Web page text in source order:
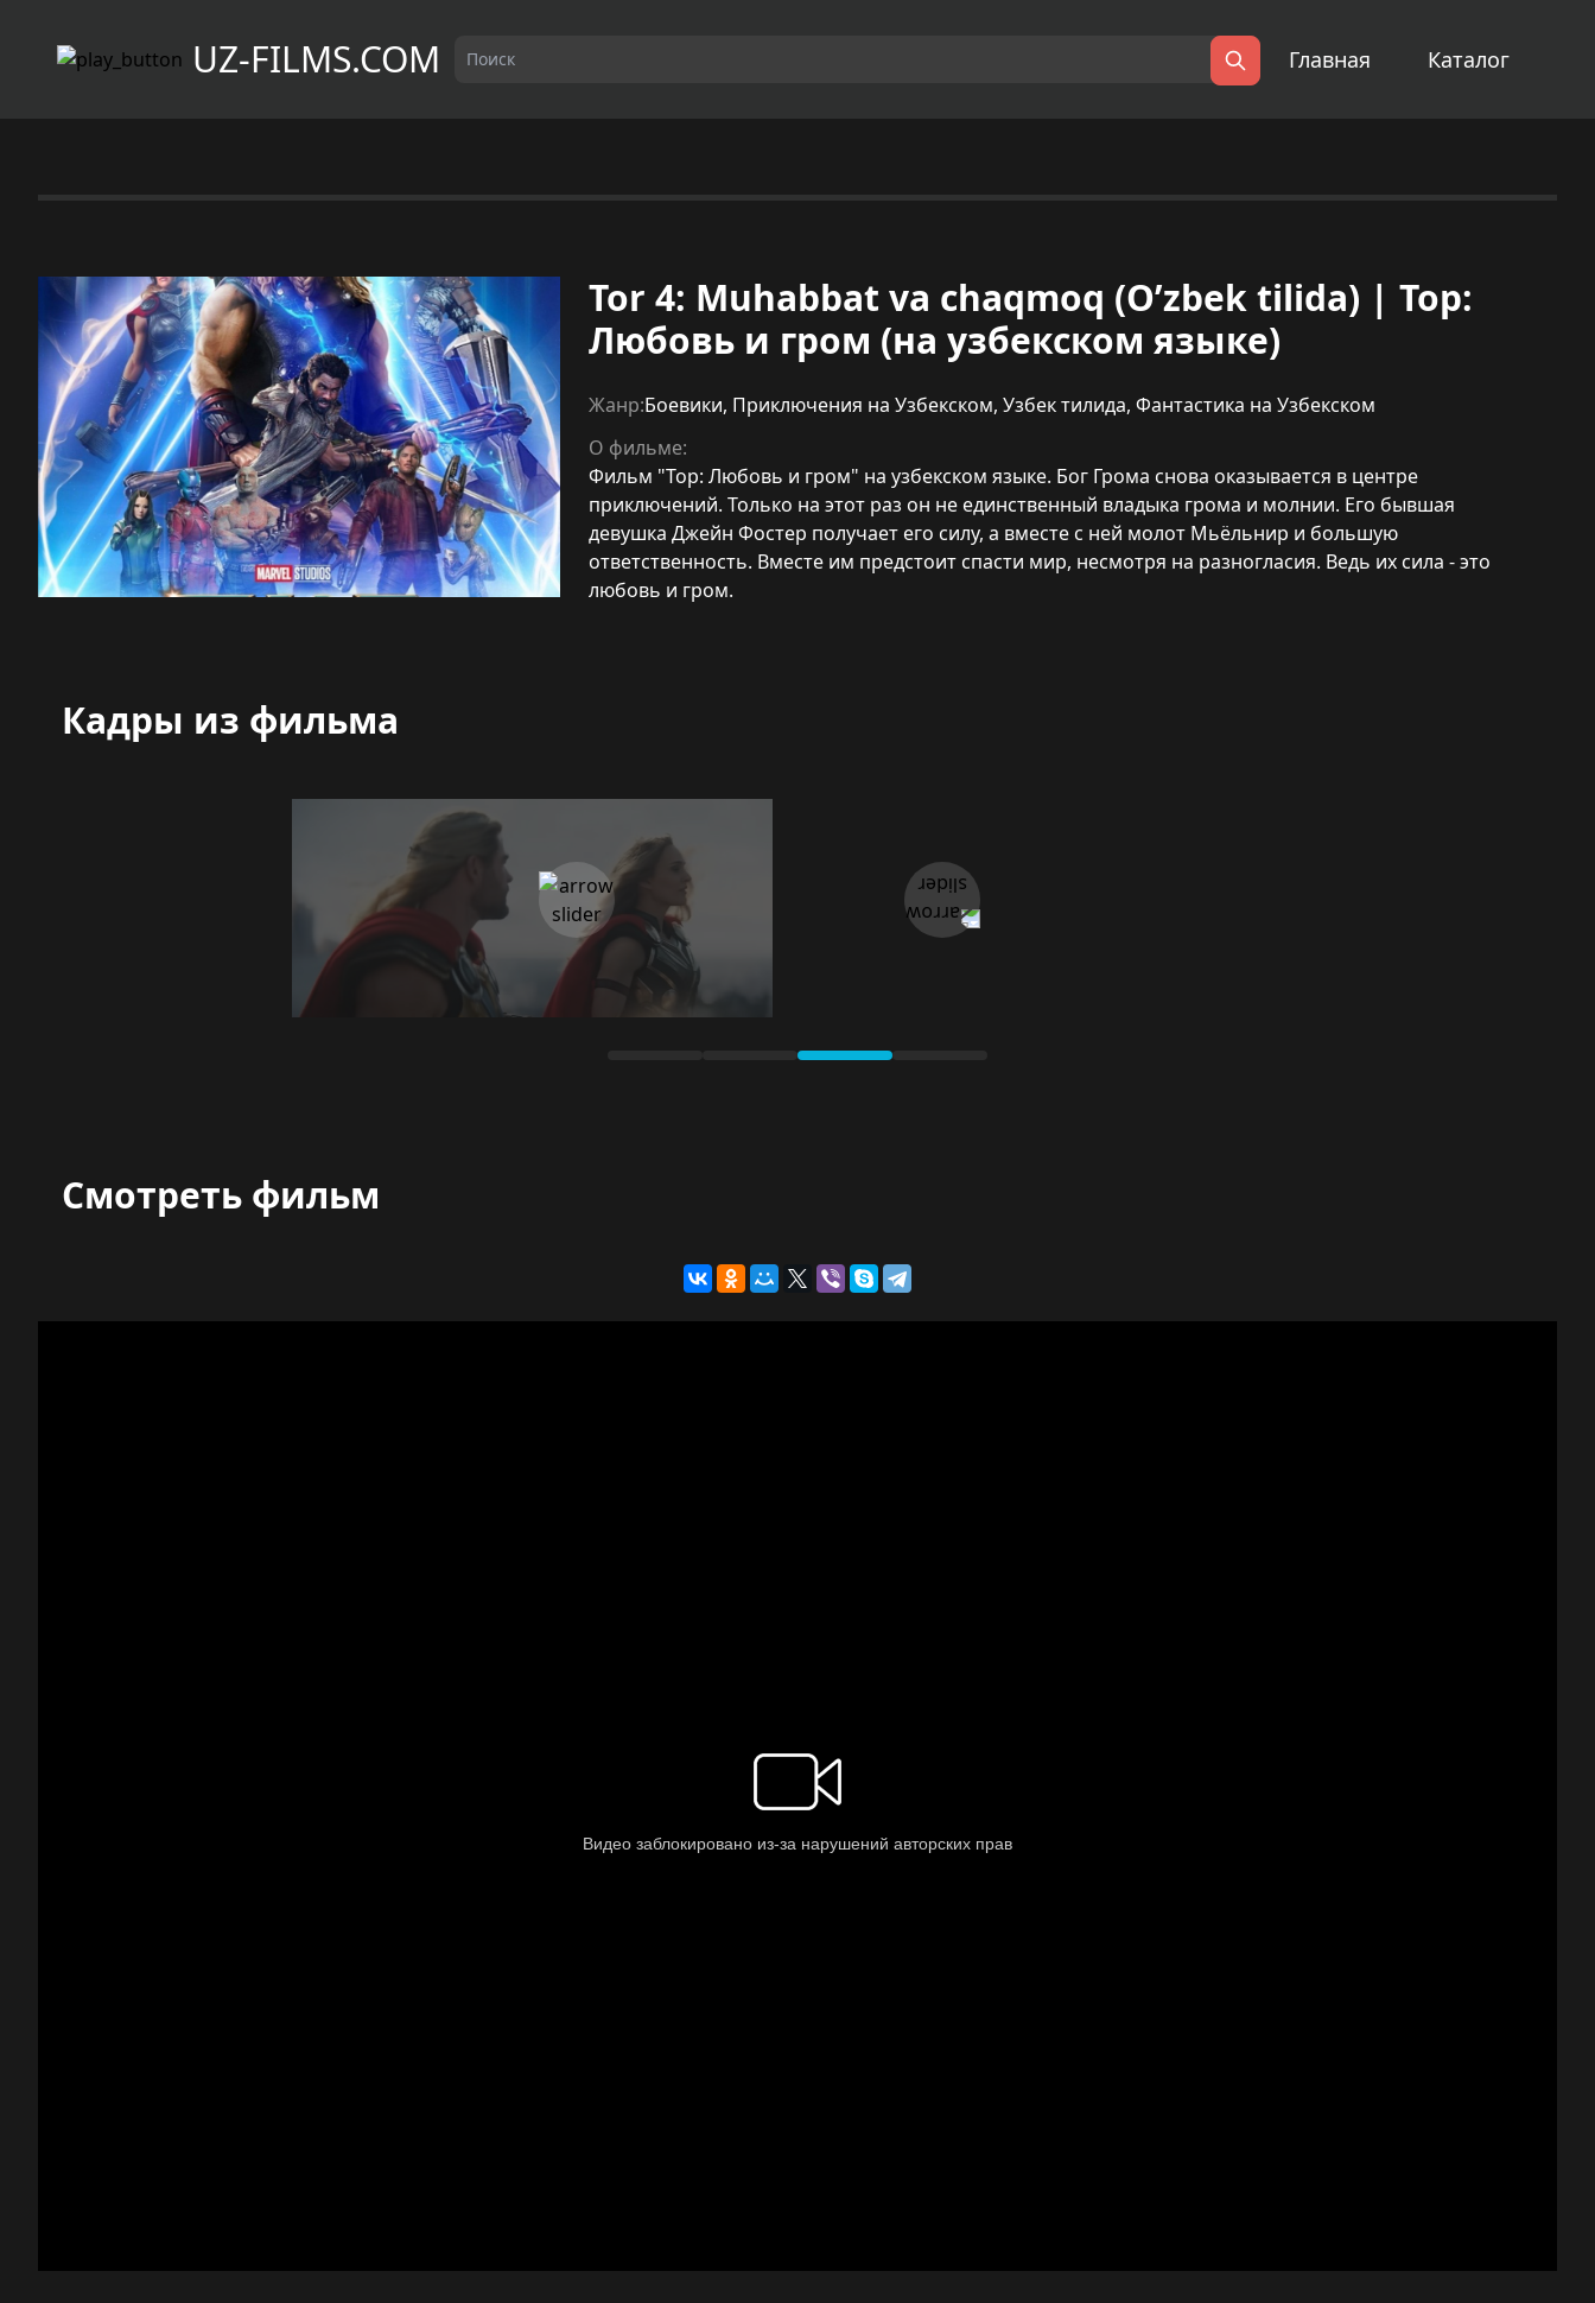
UZ-FILMS.COM Поиск
Главная Каталог
Tor 4: Muhabbat va chaqmoq (O’zbek tilida) | Тор:
Любовь и гром (на узбекском языке)
Жанр:Боевики, Приключения на Узбекском, Узбек тилида, Фантастика на Узбекском
О фильме:
Фильм "Тор: Любовь и гром" на узбекском языке. Бог Грома снова оказывается в центре
приключений. Только на этот раз он не единственный владыка грома и молнии. Его бывшая
девушка Джейн Фостер получает его силу, а вместе с ней молот Мьёльнир и большую
ответственность. Вместе им предстоит спасти мир, несмотря на разногласия. Ведь их сила - это
любовь и гром.
Кадры из фильма
Смотреть фильм